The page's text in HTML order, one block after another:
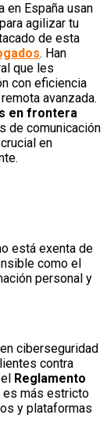
en España usan
agilizar tu
de esta
. Han
que les
con eficiencia
avanzada.
en frontera
de comunicación
en
está exenta de
como el
personal y
ciberseguridad
contra
Reglamento
es más estricto
y plataformas